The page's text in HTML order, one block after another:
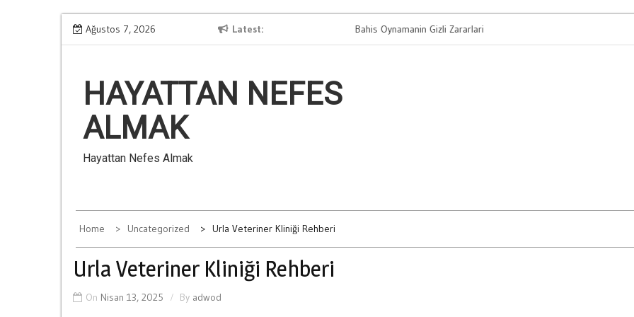
Skip
to
Ağustos 7, 2026 Latest
Kumarin Aile İliskilerine Verdigi Zararlar Bahis Oynamanin Gizli Zararlari
HAYATTAN NEFES
ALMAK
Hayattan Nefes Almak
Home Uncategorized Urla Veteriner Kliniği Rehberi
Urla Veteriner Kliniği Rehberi
On Nisan 13, 2025 By adwod